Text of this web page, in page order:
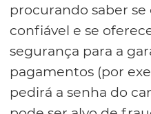
procurando saber se
confiável e se
segurança para a
pagamentos (por
pedirá a senha do